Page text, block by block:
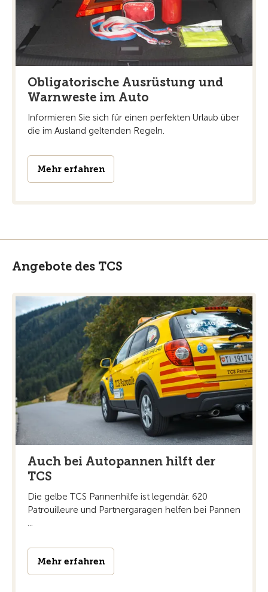
Obligatorische Ausrüstung und
Warnweste im Auto
Informieren Sie sich für einen perfekten Urlaub über
die im Ausland geltenden Regeln.
Mehr erfahren
Angebote des TCS
Auch bei Autopannen hilft der
TCS
Die gelbe TCS Pannenhilfe ist legendär. 620
Patrouilleure und Partnergaragen helfen bei Pannen
...
Mehr erfahren